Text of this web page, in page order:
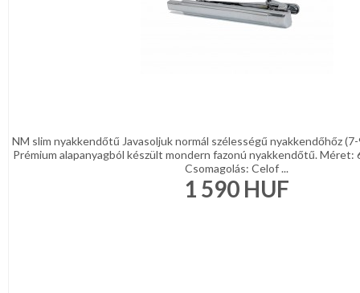
NM slim nyakkendőtű Javasoljuk normál szélességű nyakkendőhőz
Prémium alapanyagból készült mondern fazonú nyakkendőtű. Méret:
Csomagolás: Celof ...
1 590 HUF